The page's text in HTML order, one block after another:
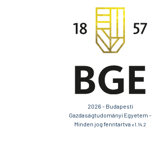
2026 - Budapesti
Gazdaságtudományi Egyetem -
Minden jog fenntartva v1.14.2